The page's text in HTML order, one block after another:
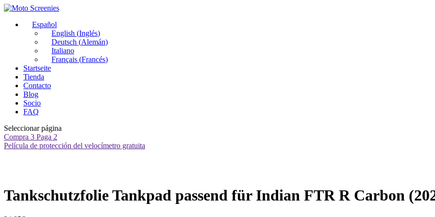
Español
English (Inglés)
Deutsch (Alemán)
Italiano
Français (Francés)
Startseite
Tienda
Contacto
Blog
Socio
FAQ
Seleccionar página
Compra 3 Paga 2
Película de protección del velocímetro gratuita
Tankschutzfolie Tankpad passend für Indian FTR R Carbon